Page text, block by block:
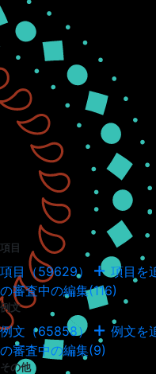
項目
項目（59629） 項目を
の審査中の編集(116)
例文
例文（65858） 例文を
の審査中の編集(9)
その他